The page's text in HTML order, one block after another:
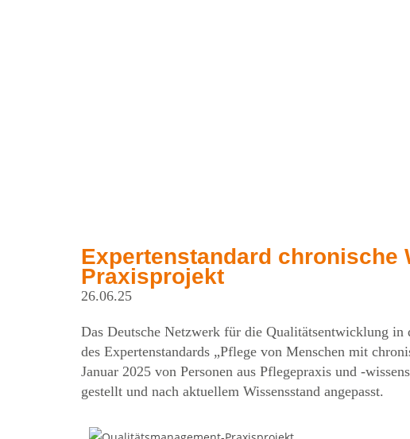
Expertenstandard chronische
Praxisprojekt
26.06.25
Das Deutsche Netzwerk für die Qualitätsentwicklung
des Expertenstandards „Pflege von Menschen mit
Januar 2025 von Personen aus Pflegepraxis und -
gestellt und nach aktuellem Wissensstand angepasst.